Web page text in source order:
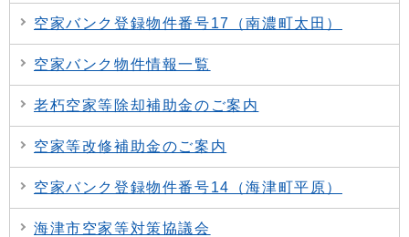
空家バンク登録物件番号17（南濃町太田）
空家バンク物件情報一覧
老朽空家等除却補助金のご案内
空家等改修補助金のご案内
空家バンク登録物件番号14（海津町平原）
海津市空家等対策協議会